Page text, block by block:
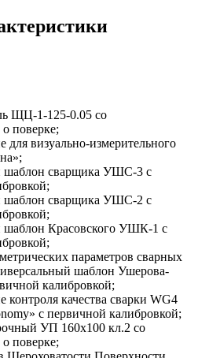
ЩЦ-1-125-0.05 со
о поверке;
для визуально-измерительного
шаблон сварщика УШС-3 с
шаблон сварщика УШС-2 с
шаблон Красовского УШК-1 с
параметров сварных
шаблон Ушерова-
калибровкой;
контроля качества сварки WG4
с первичной калибровкой;
УП 160х100 кл.2 со
о поверке;